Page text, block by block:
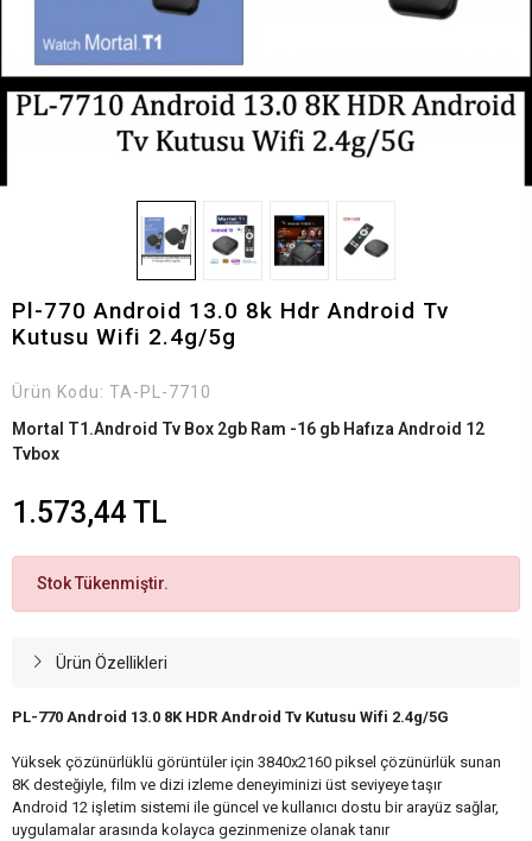
Pl-770 Android 13.0 8k Hdr Android Tv
Kutusu Wifi 2.4g/5g
Ürün Kodu: TA-PL-7710
Mortal T1.Android Tv Box 2gb Ram -16 gb Hafıza Android 12
Tvbox
1.573,44 TL
Stok Tükenmiştir.
Ürün Özellikleri
PL-770 Android 13.0 8K HDR Android Tv Kutusu Wifi 2.4g/5G
Yüksek çözünürlüklü görüntüler için 3840x2160 piksel çözünürlük sunan
8K desteğiyle, film ve dizi izleme deneyiminizi üst seviyeye taşır
Android 12 işletim sistemi ile güncel ve kullanıcı dostu bir arayüz sağlar,
uygulamalar arasında kolayca gezinmenize olanak tanır